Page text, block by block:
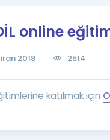
online
2018 2514
katılmak için